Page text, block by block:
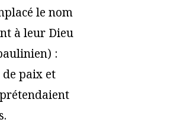
le nom
à leur Dieu
:
de paix et